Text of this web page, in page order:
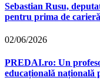
Sebastian Rusu,
pentru prima de
02/06/2026
PREDAI.ro: Un
educațională națională